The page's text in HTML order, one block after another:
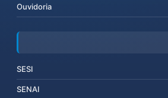
Ouvidoria
SESI
SENAI